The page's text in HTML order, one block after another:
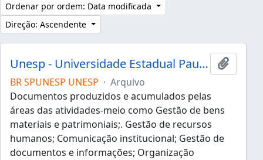
Ordenar por ordem: Data modificada
Direção: Ascendente
Unesp - Universidade Estadual Paulista "Júlio de Mesquita Filho"
BR SPUNESP UNESP · Arquivo
Documentos produzidos e acumulados pelas
áreas das atividades-meio como Gestão de bens
materiais e patrimoniais;. Gestão de recursos
humanos; Comunicação institucional; Gestão de
documentos e informações; Organização